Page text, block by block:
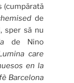
(cumpărată
de
sper să nu
de Nino
care
en la
Barcelona